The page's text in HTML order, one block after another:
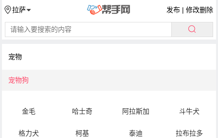
拉萨 发布 |修改删除
宠物
宠物狗
金毛 哈士奇 阿拉斯加 斗牛犬
格力犬 柯基 泰迪 拉布拉多